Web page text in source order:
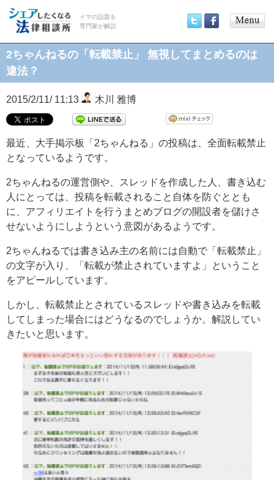
イマの話題を
専門家が解説
menu
2ちゃんねるの「転載禁止」 無視してまとめるのは
違法？
2015/2/11/ 11:13 木川 雅博
最近、大手掲示板「2ちゃんねる」の投稿は、全面転載禁止
となっているようです。
2ちゃんねるの運営側や、スレッドを作成した人、書き込む
人にとっては、投稿を転載されること自体を防ぐととも
に、アフィリエイトを行うまとめブログの開設者を儲けさ
せないようにしようという意図があるようです。
2ちゃんねるでは書き込み主の名前には自動で「転載禁止」
の文字が入り、「転載が禁止されていますよ」ということ
をアピールしています。
しかし、転載禁止とされているスレッドや書き込みを転載
してしまった場合にはどうなるのでしょうか。解説してい
きたいと思います。